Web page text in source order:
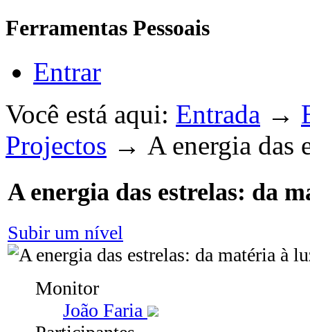
Ferramentas Pessoais
Entrar
Você está aqui: Entrada →
Projectos → A energia das
A energia das estrelas: da
Subir um nível
Monitor
João Faria